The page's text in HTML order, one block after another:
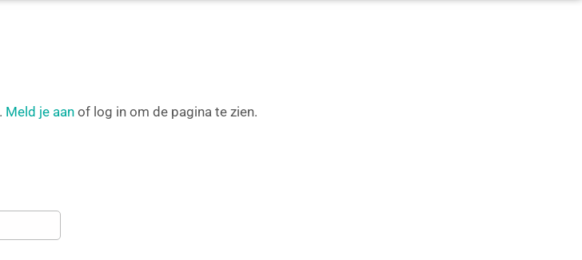
Meld je aan of log in om de pagina te zien.